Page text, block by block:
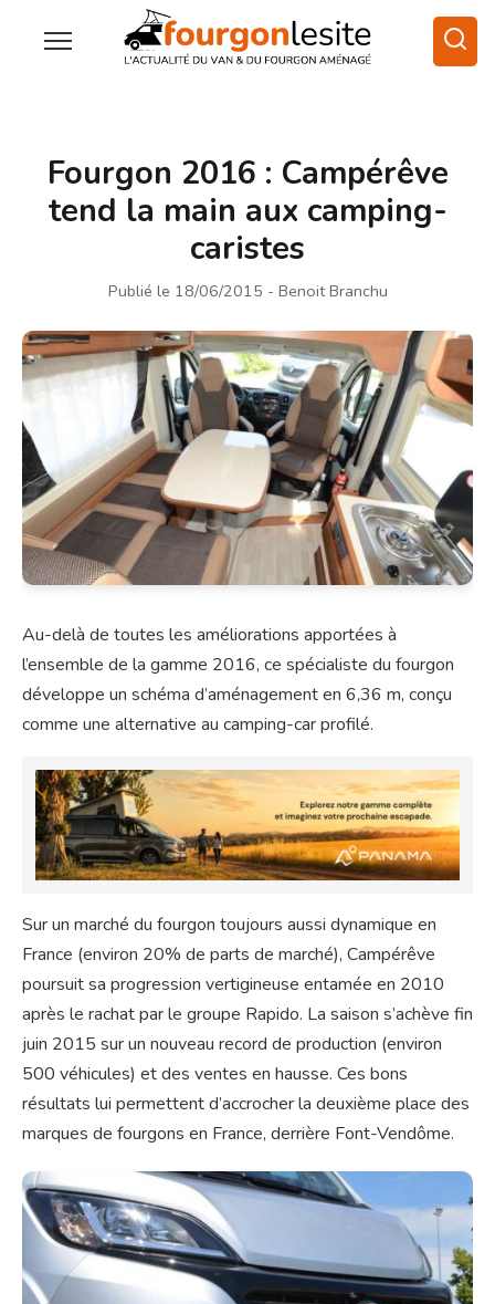
Fourgon 2016 : Campérêve
tend la main aux camping-
caristes
Publié le 18/06/2015 - Benoit Branchu
Au-delà de toutes les améliorations apportées à
l’ensemble de la gamme 2016, ce spécialiste du fourgon
développe un schéma d’aménagement en 6,36 m, conçu
comme une alternative au camping-car profilé.
Sur un marché du fourgon toujours aussi dynamique en
France (environ 20% de parts de marché), Campérêve
poursuit sa progression vertigineuse entamée en 2010
après le rachat par le groupe Rapido. La saison s’achève fin
juin 2015 sur un nouveau record de production (environ
500 véhicules) et des ventes en hausse. Ces bons
résultats lui permettent d’accrocher la deuxième place des
marques de fourgons en France, derrière Font-Vendôme.